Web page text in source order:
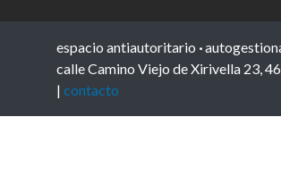
espacio antiautoritario ·
calle Camino Viejo de Xirivella 23,
| contacto